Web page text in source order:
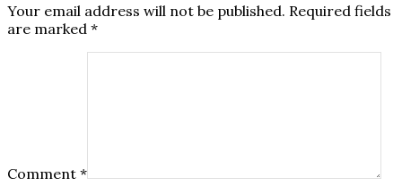
Your email address will not be published. Required fields
are marked *
Comment *